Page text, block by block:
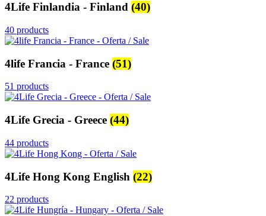
4Life Finlandia - Finland (40)
40 products
4life Francia - France (51)
51 products
4Life Grecia - Greece (44)
44 products
4Life Hong Kong English (22)
22 products